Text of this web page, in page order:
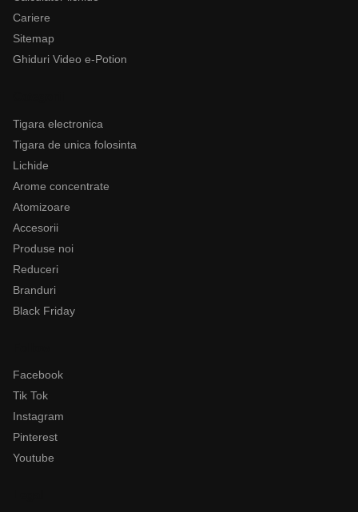
Cariere
Sitemap
Ghiduri Video e-Potion
Tigara electronica
Tigara de unica folosinta
Lichide
Arome concentrate
Atomizoare
Accesorii
Produse noi
Reduceri
Branduri
Black Friday
Facebook
Tik Tok
Instagram
Pinterest
Youtube